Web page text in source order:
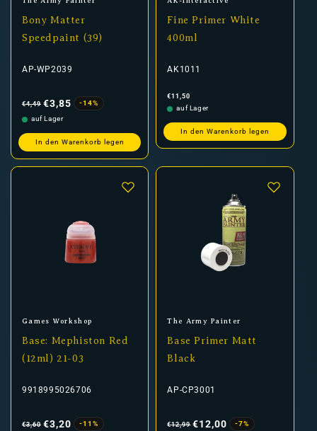
Bony Matter
Speedpaint (39)
AP-WP2039
Preis
€4,49 €3,85
-14%
auf Lager
In den Warenkorb legen
Fine Primer White
400ml
AK1011
Normaler
Preis
€11,50
auf Lager
In den Warenkorb legen
Anbieter:
Games Workshop
Base: Mephiston Red
(12ml) 21-03
9918995026706
Preis
€3,60 €3,20
-11%
Anbieter:
The Army Painter
Base Primer Matt
Black
AP-CP3001
Preis
€12,99 €12,00
-7%